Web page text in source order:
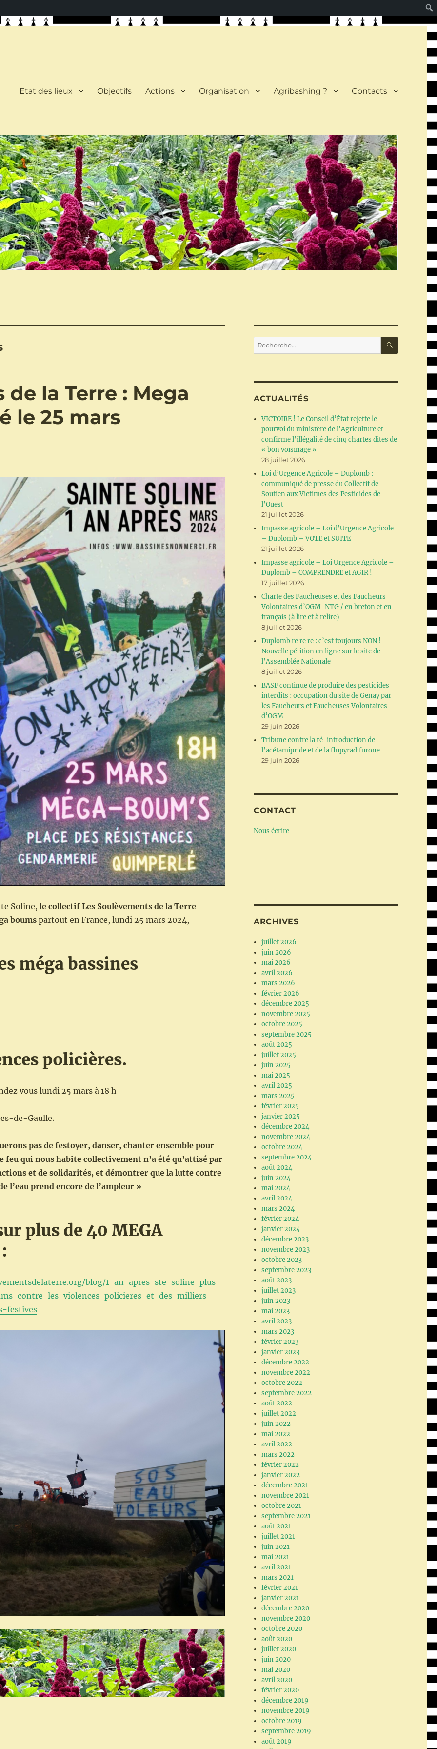
Etat des lieux Objectifs Actions Organisation Agribashing ? Contacts
la Terre : Mega
le 25 mars
Soline, le collectif Les Soulèvements de la Terre
boumspartout en France, lundi 25 mars 2024,
méga bassines
policières.
vous lundi 25 mars à 18 h
de-Gaulle.
pas de festoyer, danser, chanter ensemble pour
feu qui nous habite collectivement n’a été qu’attisé par
et de solidarités, et démontrer que la lutte contre
l’eau prend encore de l’ampleur »
plus de 40 MEGA
blog/1-an-apres-ste-soline-plus-
contre-les-violences-policieres-et-des-milliers-
festives
Recherche
pour :
ACTUALITÉS
VICTOIRE ! Le Conseil d’État rejette le
pourvoi du ministère de l’Agriculture et
confirme l’illégalité de cinq chartes dites de
« bon voisinage »
28 juillet 2026
Loi d’Urgence Agricole – Duplomb :
communiqué de presse du Collectif de
Soutien aux Victimes des Pesticides de
l’Ouest
21 juillet 2026
Impasse agricole – Loi d’Urgence Agricole
– Duplomb – VOTE et SUITE
21 juillet 2026
Impasse agricole – Loi Urgence Agricole –
Duplomb – COMPRENDRE et AGIR !
17 juillet 2026
Charte des Faucheuses et des Faucheurs
Volontaires d’OGM-NTG / en breton et en
français (à lire et à relire)
8 juillet 2026
Duplomb re re re : c’est toujours NON !
Nouvelle pétition en ligne sur le site de
l’Assemblée Nationale
8 juillet 2026
BASF continue de produire des pesticides
interdits : occupation du site de Genay par
les Faucheurs et Faucheuses Volontaires
d’OGM
29 juin 2026
Tribune contre la ré-introduction de
l’acétamipride et de la flupyradifurone
29 juin 2026
CONTACT
Nous écrire
ARCHIVES
juillet 2026
juin 2026
mai 2026
avril 2026
mars 2026
février 2026
décembre 2025
novembre 2025
octobre 2025
septembre 2025
août 2025
juillet 2025
juin 2025
mai 2025
avril 2025
mars 2025
février 2025
janvier 2025
décembre 2024
novembre 2024
octobre 2024
septembre 2024
août 2024
juin 2024
mai 2024
avril 2024
mars 2024
février 2024
janvier 2024
décembre 2023
novembre 2023
octobre 2023
septembre 2023
août 2023
juillet 2023
juin 2023
mai 2023
avril 2023
mars 2023
février 2023
janvier 2023
décembre 2022
novembre 2022
octobre 2022
septembre 2022
août 2022
juillet 2022
juin 2022
mai 2022
avril 2022
mars 2022
février 2022
janvier 2022
décembre 2021
novembre 2021
octobre 2021
septembre 2021
août 2021
juillet 2021
juin 2021
mai 2021
avril 2021
mars 2021
février 2021
janvier 2021
décembre 2020
novembre 2020
octobre 2020
août 2020
juillet 2020
juin 2020
mai 2020
avril 2020
février 2020
décembre 2019
novembre 2019
octobre 2019
septembre 2019
août 2019